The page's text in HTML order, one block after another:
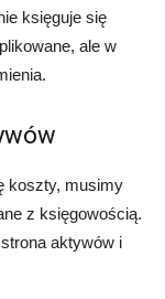
księguje się
ale w
koszty, musimy
z księgowością.
aktywów i